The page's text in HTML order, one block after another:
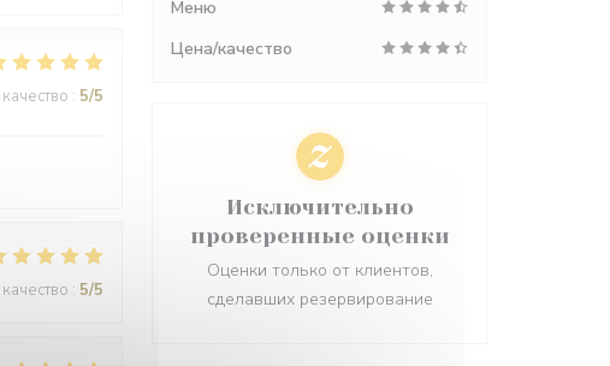
: 5/5
: 5/5
Меню
Цена/качество
Исключительно
проверенные оценки
Оценки только от клиентов,
сделавших резервирование